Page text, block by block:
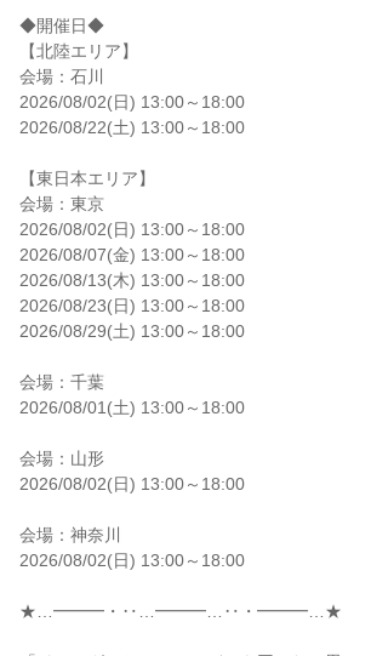
◆開催日◆
【北陸エリア】
会場：石川
2026/08/02(日) 13:00～18:00
2026/08/22(土) 13:00～18:00
【東日本エリア】
会場：東京
2026/08/02(日) 13:00～18:00
2026/08/07(金) 13:00～18:00
2026/08/13(木) 13:00～18:00
2026/08/23(日) 13:00～18:00
2026/08/29(土) 13:00～18:00
会場：千葉
2026/08/01(土) 13:00～18:00
会場：山形
2026/08/02(日) 13:00～18:00
会場：神奈川
2026/08/02(日) 13:00～18:00
★…━━━・‥…━━━…‥・━━━…★